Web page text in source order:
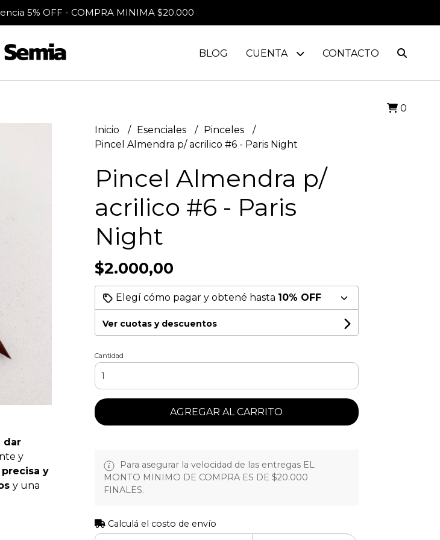
5% OFF - COMPRA MINIMA $20.000
BLOG CUENTA CONTACTO
0
dar
y
y
y una
Inicio Esenciales
Pinceles
Pincel Almendra p/ acrilico #6 - Paris Night
Pincel Almendra p/
acrilico #6 - Paris
Night
$2.000,00
Elegí cómo pagar y obtené hasta 10% OFF
Ver cuotas y descuentos
Cantidad
AGREGAR AL CARRITO
Para asegurar la velocidad de las entregas EL
MONTO MINIMO DE COMPRA ES DE $20.000
FINALES.
Calculá el costo de envío